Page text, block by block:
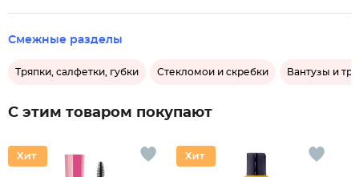
Смежные разделы
Тряпки, салфетки, губки Стекломои и скребки Вантузы и
С этим товаром покупают